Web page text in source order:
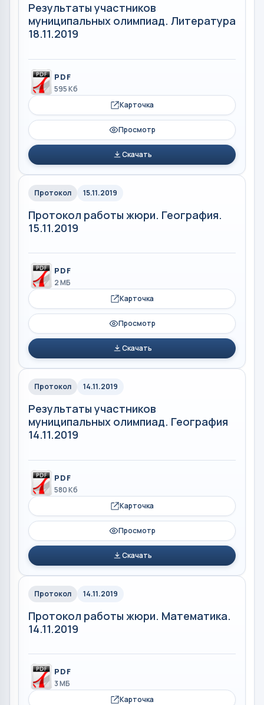
Результаты участников
муниципальных олимпиад. Литература
18.11.2019
PDF
595 Кб
Карточка
Просмотр
Скачать
Протокол 15.11.2019
Протокол работы жюри. География.
15.11.2019
PDF
2 МБ
Карточка
Просмотр
Скачать
Протокол 14.11.2019
Результаты участников
муниципальных олимпиад. География
14.11.2019
PDF
580 Кб
Карточка
Просмотр
Скачать
Протокол 14.11.2019
Протокол работы жюри. Математика.
14.11.2019
PDF
3 МБ
Карточка